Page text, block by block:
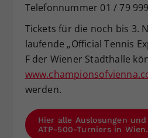
Telefonnummer 01 / 79
Tickets für die noch bis 3.
laufende „Official Tennis
F der Wiener Stadthalle
werden.
Hier alle Auslosungen
ATP-500-Turniers in Wien.